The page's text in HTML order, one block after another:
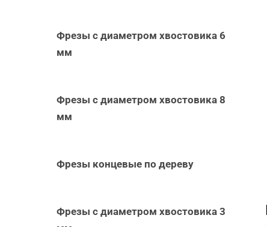
Фрезы с диаметром хвостовика 6
мм
Фрезы с диаметром хвостовика 8
мм
Фрезы концевые по дереву
Фрезы с диаметром хвостовика 3